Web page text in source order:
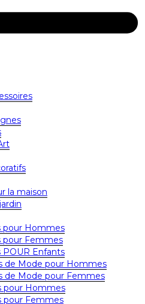
la maison
pour Hommes
Femmes
Enfants
de Mode pour Hommes
de Mode pour Femmes
pour Hommes
pour Femmes